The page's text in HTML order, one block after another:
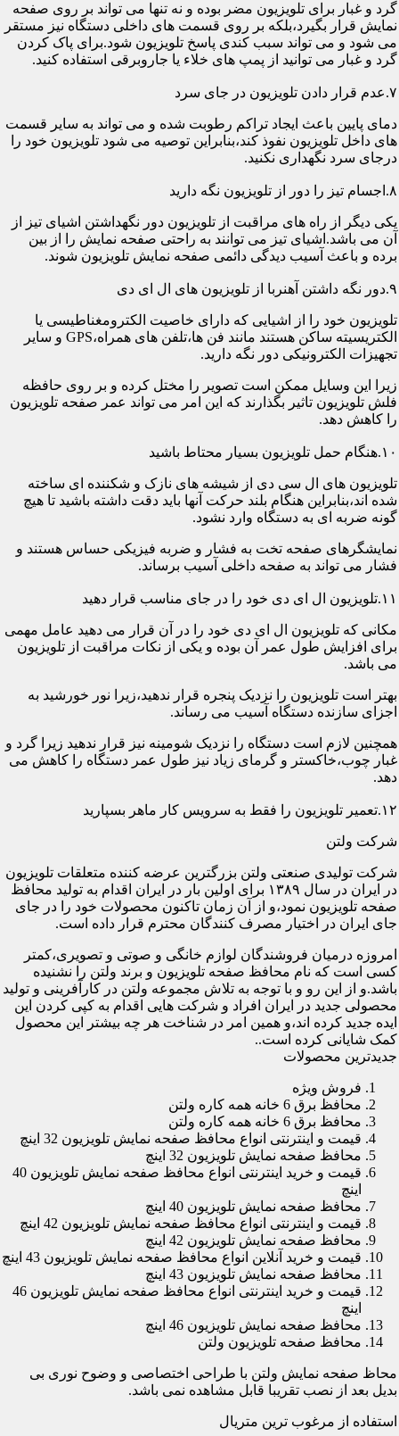
گرد و غبار برای تلویزیون مضر بوده و نه تنها می تواند بر روی صفحه
نمایش قرار بگیرد،بلکه بر روی قسمت های داخلی دستگاه نیز مستقر
می شود و می تواند سبب کندی پاسخ تلویزیون شود.برای پاک کردن
گرد و غبار می توانید از پمپ های خلاء یا جاروبرقی استفاده کنید.
۷.عدم قرار دادن تلویزیون در جای سرد
دمای پایین باعث ایجاد تراکم رطوبت شده و می تواند به سایر قسمت
های داخل تلویزیون نفوذ کند،بنابراین توصیه می شود تلویزیون خود را
درجای سرد نگهداری نکنید.
۸.اجسام تیز را دور از تلویزیون نگه دارید
یکی دیگر از راه های مراقبت از تلویزیون دور نگهداشتن اشیای تیز از
آن می باشد.اشیای تیز می توانند به راحتی صفحه نمایش را از بین
برده و باعث آسیب دیدگی دائمی صفحه نمایش تلویزیون شوند.
۹.دور نگه داشتن آهنربا از تلویزیون های ال ای دی
تلویزیون خود را از اشیایی که دارای خاصیت الکترومغناطیسی یا
الکتریسیته ساکن هستند مانند فن ها،تلفن های همراه،GPS و سایر
تجهیزات الکترونیکی دور نگه دارید.
زیرا این وسایل ممکن است تصویر را مختل کرده و بر روی حافظه
فلش تلویزیون تاثیر بگذارند که این امر می تواند عمر صفحه تلویزیون
را کاهش دهد.
۱۰.هنگام حمل تلویزیون بسیار محتاط باشید
تلویزیون های ال سی دی از شیشه های نازک و شکننده ای ساخته
شده اند،بنابراین هنگام بلند حرکت آنها باید دقت داشته باشید تا هیچ
گونه ضربه ای به دستگاه وارد نشود.
نمایشگرهای صفحه تخت به فشار و ضربه فیزیکی حساس هستند و
فشار می تواند به صفحه داخلی آسیب برساند.
۱۱.تلویزیون ال ای دی خود را در جای مناسب قرار دهید
مکانی که تلویزیون ال ای دی خود را در آن قرار می دهید عامل مهمی
برای افزایش طول عمر آن بوده و یکی از نکات مراقبت از تلویزیون
می باشد.
بهتر است تلویزیون را نزدیک پنجره قرار ندهید،زیرا نور خورشید به
اجزای سازنده دستگاه آسیب می رساند.
همچنین لازم است دستگاه را نزدیک شومینه نیز قرار ندهید زیرا گرد و
غبار چوب،خاکستر و گرمای زیاد نیز طول عمر دستگاه را کاهش می
دهد.
۱۲.تعمیر تلویزیون را فقط به سرویس کار ماهر بسپارید
شرکت ولتن
شرکت تولیدی صنعتی ولتن بزرگترین عرضه کننده متعلقات تلویزیون
در ایران در سال ۱۳۸۹ برای اولین بار در ایران اقدام به تولید محافظ
صفحه تلویزیون نمود،و از آن زمان تاکنون محصولات خود را در جای
جای ایران در اختیار مصرف کنندگان محترم قرار داده است.
امروزه درمیان فروشندگان لوازم خانگی و صوتی و تصویری،کمتر
کسی است که نام محافظ صفحه تلویزیون و برند ولتن را نشنیده
باشد.و از این رو و با توجه به تلاش مجموعه ولتن در کارآفرینی و تولید
محصولی جدید در ایران افراد و شرکت هایی اقدام به کپی کردن این
ایده جدید کرده اند،و همین امر در شناخت هر چه بیشتر این محصول
کمک شایانی کرده است..
جدیدترین محصولات
فروش ویژه
محافظ برق 6 خانه همه کاره ولتن
محافظ برق 6 خانه همه کاره ولتن
قیمت و اینترنتی انواع محافظ صفحه نمایش تلویزیون 32 اینچ
محافظ صفحه نمایش تلویزیون 32 اینچ
قیمت و خرید اینترنتی انواع محافظ صفحه نمایش تلویزیون 40
اینچ
محافظ صفحه نمایش تلویزیون 40 اینچ
قیمت و اینترنتی انواع محافظ صفحه نمایش تلویزیون 42 اینچ
محافظ صفحه نمایش تلویزیون 42 اینچ
قیمت و خرید آنلاین انواع محافظ صفحه نمایش تلویزیون 43 اینچ
محافظ صفحه نمایش تلویزیون 43 اینچ
قیمت و خرید اینترنتی انواع محافظ صفحه نمایش تلویزیون 46
اینچ
محافظ صفحه نمایش تلویزیون 46 اینچ
محافظ صفحه تلویزیون ولتن
محاظ صفحه نمایش ولتن با طراحی اختصاصی و وضوح نوری بی
بدیل بعد از نصب تقریبا قابل مشاهده نمی باشد.
استفاده از مرغوب ترین متریال